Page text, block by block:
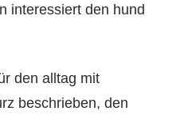
interessiert den hund
den alltag mit
beschrieben, den